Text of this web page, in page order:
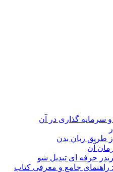
و سرمایه گذاری در آن
طریق زبان بدن
آن
حرفه ای تبدیل شو
جامع و معرفی کتاب